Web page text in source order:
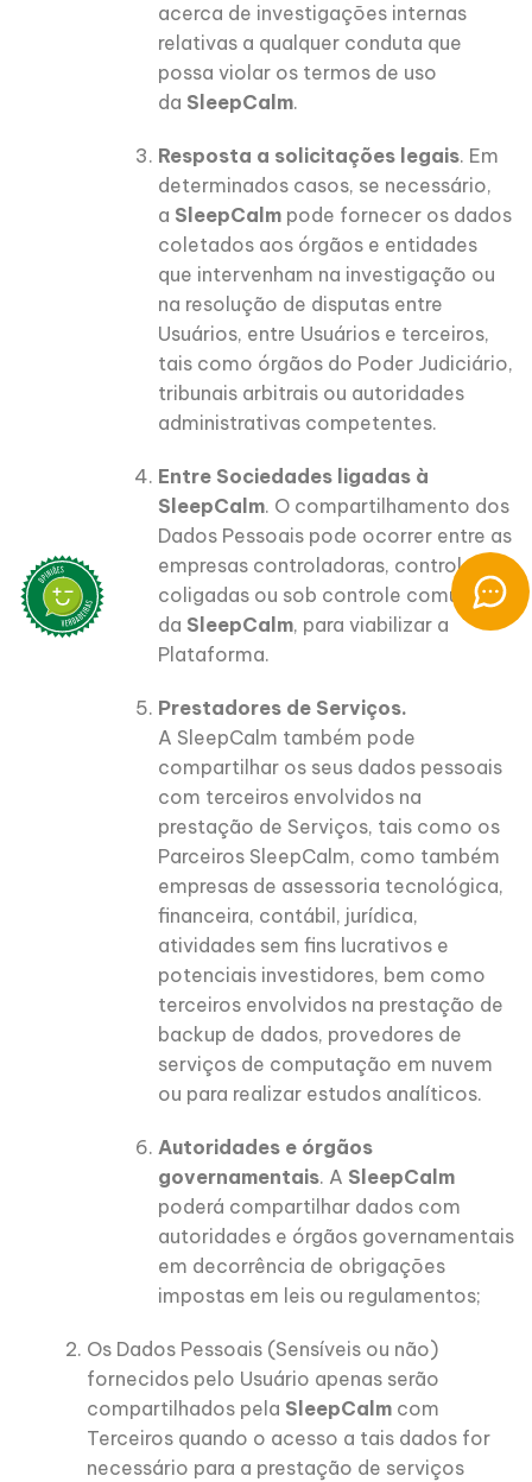
acerca de investigações internas
relativas a qualquer conduta que
possa violar os termos de uso
da SleepCalm.
Resposta a solicitações legais. Em
determinados casos, se necessário,
a SleepCalm pode fornecer os dados
coletados aos órgãos e entidades
que intervenham na investigação ou
na resolução de disputas entre
Usuários, entre Usuários e terceiros,
tais como órgãos do Poder Judiciário,
tribunais arbitrais ou autoridades
administrativas competentes.
Entre Sociedades ligadas à
SleepCalm. O compartilhamento dos
Dados Pessoais pode ocorrer entre as
empresas controladoras, controladas,
coligadas ou sob controle comum
da SleepCalm, para viabilizar a
Plataforma.
Prestadores de Serviços.
A SleepCalm também pode
compartilhar os seus dados pessoais
com terceiros envolvidos na
prestação de Serviços, tais como os
Parceiros SleepCalm, como também
empresas de assessoria tecnológica,
financeira, contábil, jurídica,
atividades sem fins lucrativos e
potenciais investidores, bem como
terceiros envolvidos na prestação de
backup de dados, provedores de
serviços de computação em nuvem
ou para realizar estudos analíticos.
Autoridades e órgãos
governamentais. A SleepCalm
poderá compartilhar dados com
autoridades e órgãos governamentais
em decorrência de obrigações
impostas em leis ou regulamentos;
Os Dados Pessoais (Sensíveis ou não)
fornecidos pelo Usuário apenas serão
compartilhados pela SleepCalm com
Terceiros quando o acesso a tais dados for
necessário para a prestação de serviços